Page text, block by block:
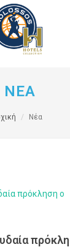
ΝΕΑ
Νέα